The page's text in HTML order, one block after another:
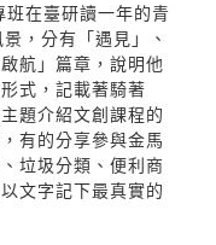
在臺研讀一年的青
，分有「遇見」、
航」篇章，說明他
式，記載著騎著
題介紹文創課程的
有的分享參與金馬
垃圾分類、便利商
文字記下最真實的